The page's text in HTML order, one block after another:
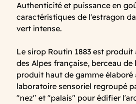
Authenticité et puissance en
caractéristiques de l'estragon
vert intense.
Le sirop Routin 1883 est produit
des Alpes française, berceau de
produit haut de gamme élaboré
laboratoire sensoriel regroupé
"nez" et "palais" pour édifier